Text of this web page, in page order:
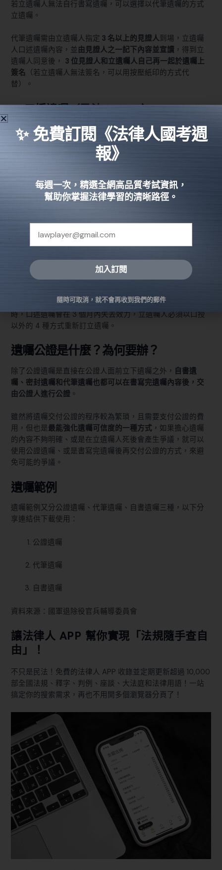
若立遺囑人無法自行書寫遺囑，可以選擇以代筆遺囑的方式
立遺囑。
代筆遺囑需由立遺囑人指定 3 名以上的見證人到場，立遺囑
人口述遺囑內容，並 由見證人之一記下內容並宣讀 ，得到立
遺囑人同意後， 3 位見證人和立遺囑人自己再一起於遺囑上
簽名
（若立遺囑人無法簽名，可以用按壓紙印的方式代
替）。
5. 口授遺囑（民法§ 1195）
當立遺囑人因生命危急或其他特殊情形，無法用上面 4 種方
式立遺囑時，可以口授的方式為之，共有 2 種形式：
證人一同簽名 。
囑人姓名及年、月、日，由見證人全體口述證明遺囑
的內容為為真、以及見證人的姓名，並
後將錄音帶當場密封，記明年、月、日，由見證人全
比起書面遺囑，口述遺囑的不確定性較高，是在立遺囑人生
例外手段，因此民法§ 1196也規定，當立遺囑人脫離危急狀況
時，口述遺囑會在 3 個月內失去效力，立遺囑人必須以口授
以外的 4 種方式重新訂立遺囑。
遺囑公證是什麼？為何要辦？
除了公證遺囑是直接在公證人面前立下遺囑之外， 自書遺
囑、密封遺囑和代筆遺囑也都可以在書寫完遺囑內容後，交
由公證人進行公證 。
雖然將遺囑交付公證的程序較為繁瑣，且需要支付公證的費
用，但也是最能強化遺囑可信度的一種方式 ，如果擔心遺囑
的內容不夠明確、或是在立遺囑人死後會產生爭議，就可以
使用公證遺囑、或是書寫完遺囑後再交付公證的方式，來避
免可能的爭議。
遺囑範例
遺囑範例又分公證遺囑、代筆遺囑、自書遺囑三種，以下分
享連結供下載使用：
公證遺囑
代筆遺囑
自書遺囑
資料來源： 國軍退除役官兵輔導委員會
讓法律人 APP 幫你實現「法規隨手查自
由」！
不只是民法！免費的法律人 APP 收錄並定期更新超過 10,000
部全國法規、釋字、判例、座談、大法庭和法律用語！一站
搞定你的搜索需求，再也不用開多個瀏覽器分頁了！
✨ 免費訂閱《法律人國考週
報》
每週一次，精選全網高品質考試資訊，
幫助你掌握法律學習的清晰路徑。
加入訂閱
隨時可取消，就不會再收到我們的郵件